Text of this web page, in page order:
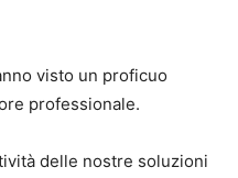
visto un proficuo
professionale.
delle nostre soluzioni